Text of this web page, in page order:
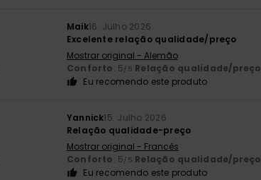
Maik16. Julho 2026
Excelente relação qualidade/preço
Mostrar original - Alemão
Conforto: 5/5 Relação qualidade/preço
Eu recomendo este produto
Yannick15. Julho 2026
Relação qualidade-preço
Mostrar original - Francês
Conforto: 5/5 Relação qualidade/preço
Eu recomendo este produto